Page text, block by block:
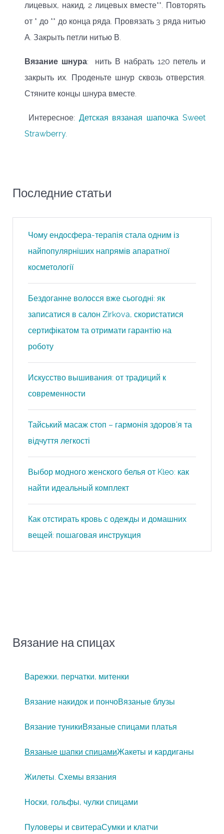
лицевых, накид, 2 лицевых вместе**. Повторять
от * до ** до конца ряда. Провязать 3 ряда нитью
А. Закрыть петли нитью В.
Вязание шнура: нить В набрать 120 петель и
закрыть их. Проденьте шнур сквозь отверстия.
Стяните концы шнура вместе.
Интересное: Детская вязаная шапочка Sweet
Strawberry.
Последние статьи
Чому ендосфера-терапія стала одним із
найпопулярніших напрямів апаратної
косметології
Бездоганне волосся вже сьогодні: як
записатися в салон Zirkova, скористатися
сертифікатом та отримати гарантію на
роботу
Искусство вышивания: от традиций к
современности
Тайський масаж стоп – гармонія здоров’я та
відчуття легкості
Выбор модного женского белья от Kleo: как
найти идеальный комплект
Как отстирать кровь с одежды и домашних
вещей: пошаговая инструкция
Вязание на спицах
Варежки, перчатки, митенки
Вязание накидок и пончоВязаные блузы
Вязание туникиВязаные спицами платья
Вязаные шапки спицамиЖакеты и кардиганы
Жилеты. Схемы вязания
Носки, гольфы, чулки спицами
Пуловеры и свитераСумки и клатчи